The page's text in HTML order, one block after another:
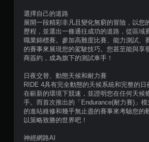
選擇自己的道路
展開一段精彩非凡且變化無窮的冒險，以您
歷程，並選出一條通往成功的道路，從區域
職業錦標賽。參加高難度比賽、能力測試、
的賽事來展現您的駕駛技巧。您甚至能與享
商簽約，成為旗下的測試車手！
日夜交替、動態天候和耐力賽
RIDE 4具有完全動態的天候系統和完整的日
在嶄新的環境下競速，並證明您在任何天候
手。而首次推出的「Endurance(耐力賽)」
的進站維修和幾乎無止盡的賽事來考驗您的
以策略致勝的世界吧！
神經網路AI